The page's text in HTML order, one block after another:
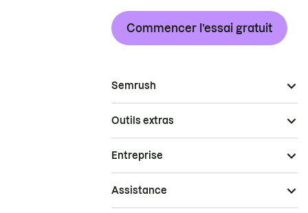
Commencer l’essai gratuit
Semrush
Outils extras
Entreprise
Assistance